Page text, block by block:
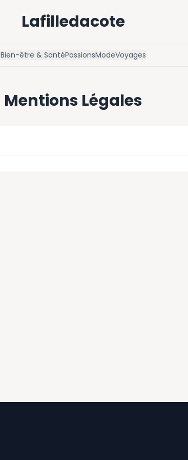
Lafilledacote
Bien-être & SantéPassionsModeVoyages
Mentions Légales